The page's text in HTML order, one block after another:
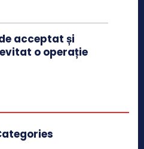
acceptat și
o operație